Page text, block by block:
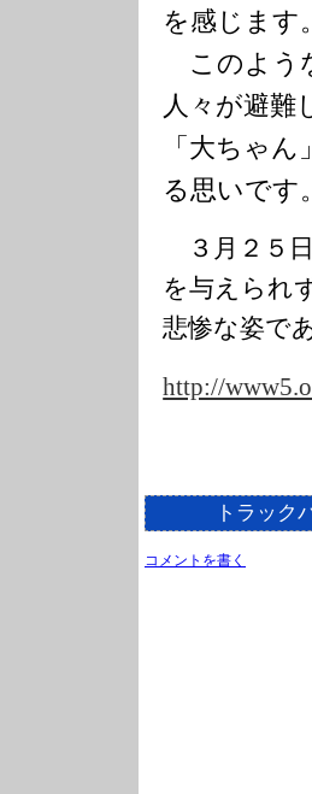
を感じます。
このよう
人々が避難
「大ちゃ
る思いです。
３月２５
を与えられ
悲惨な姿で
http://
トラック
コメントを書く